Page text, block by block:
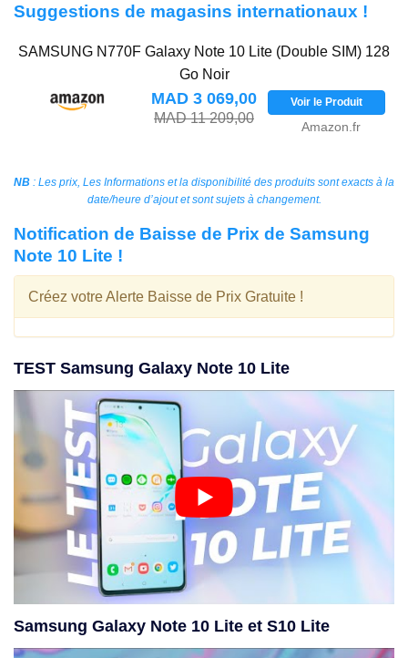
Suggestions de magasins internationaux !
SAMSUNG N770F Galaxy Note 10 Lite (Double SIM) 128
Go Noir
MAD 3 069,00
MAD 11 209,00
Voir le Produit
Amazon.fr
NB : Les prix, Les Informations et la disponibilité des produits sont exacts à la
date/heure d’ajout et sont sujets à changement.
Notification de Baisse de Prix de Samsung
Note 10 Lite !
Créez votre Alerte Baisse de Prix Gratuite !
TEST Samsung Galaxy Note 10 Lite
Samsung Galaxy Note 10 Lite et S10 Lite